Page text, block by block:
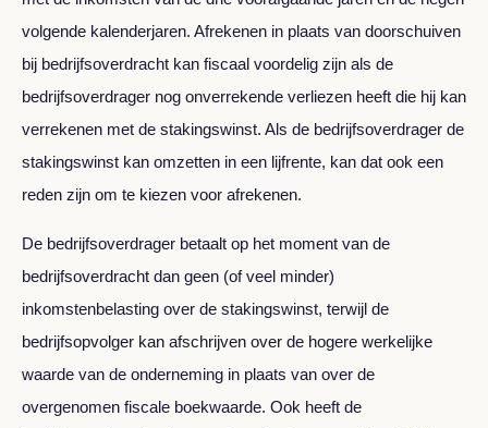
volgende kalenderjaren. Afrekenen in plaats van doorschuiven
bij bedrijfsoverdracht kan fiscaal voordelig zijn als de
bedrijfsoverdrager nog onverrekende verliezen heeft die hij kan
verrekenen met de stakingswinst. Als de bedrijfsoverdrager de
stakingswinst kan omzetten in een lijfrente, kan dat ook een
reden zijn om te kiezen voor afrekenen.
De bedrijfsoverdrager betaalt op het moment van de
bedrijfsoverdracht dan geen (of veel minder)
inkomstenbelasting over de stakingswinst, terwijl de
bedrijfsopvolger kan afschrijven over de hogere werkelijke
waarde van de onderneming in plaats van over de
overgenomen fiscale boekwaarde. Ook heeft de